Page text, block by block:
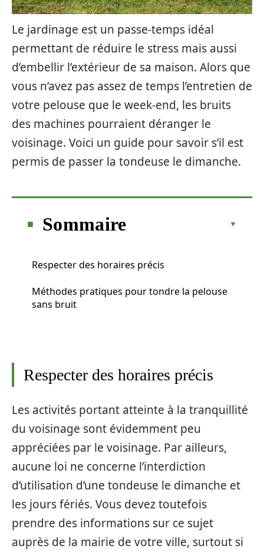
Le jardinage est un passe-temps idéal
permettant de réduire le stress mais aussi
d’embellir l’extérieur de sa maison. Alors que
vous n’avez pas assez de temps l’entretien de
votre pelouse que le week-end, les bruits
des machines pourraient déranger le
voisinage. Voici un guide pour savoir s’il est
permis de passer la tondeuse le dimanche.
Sommaire
Respecter des horaires précis
Méthodes pratiques pour tondre la pelouse
sans bruit
Respecter des horaires précis
Les activités portant atteinte à la tranquillité
du voisinage sont évidemment peu
appréciées par le voisinage. Par ailleurs,
aucune loi ne concerne l’interdiction
d’utilisation d’une tondeuse le dimanche et
les jours fériés. Vous devez toutefois
prendre des informations sur ce sujet
auprès de la mairie de votre ville, surtout si